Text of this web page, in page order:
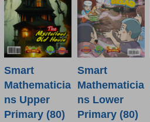
Smart
Mathematicia
ns Upper
Primary (80)
Smart
Mathematicia
ns Lower
Primary (80)